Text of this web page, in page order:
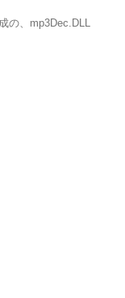
の、mp3Dec.DLL